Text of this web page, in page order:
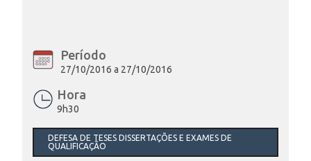
DOCENTES
Período
27/10/2016 a 27/10/2016
Hora
9h30
DEFESA DE TESES DISSERTAÇÕES E EXAMES DE
QUALIFICAÇÃO